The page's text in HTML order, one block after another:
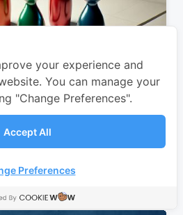
แบบ? สำคัญต่อการจัดการ
your experience and
You can manage your
"Change Preferences".
Accept All
Preferences